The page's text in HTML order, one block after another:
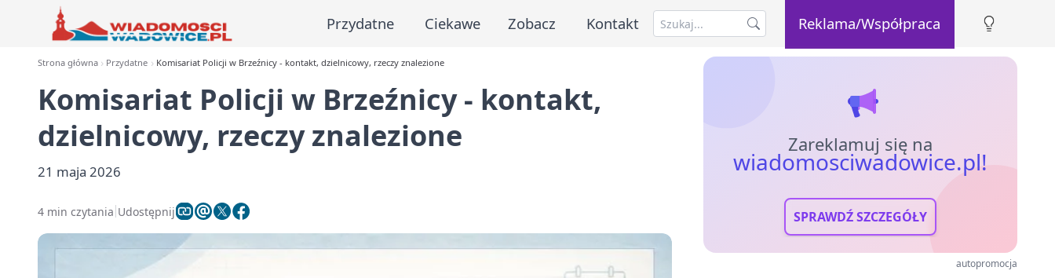
Przydatne Ciekawe Zobacz Kontakt Reklama/Współpraca
Strona główna Przydatne Komisariat Policji w Brzeźnicy - kontakt, dzielnicowy, rzeczy znalezione
Komisariat Policji w Brzeźnicy - kontakt,
dzielnicowy, rzeczy znalezione
21 maja 2026
4 min czytania Udostępnij
Zareklamuj się na
wiadomosciwadowice.pl!
SPRAWDŹ SZCZEGÓŁY
autopromocja